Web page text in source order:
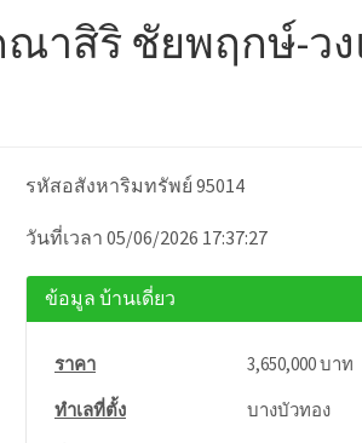
ณาสิริ ชัยพฤกษ์-ว
รหัสอสังหาริมทรัพย์ 95014
วันที่เวลา 05/06/2026 17:37:27
ข้อมูล บ้านเดี่ยว
ราคา
3,650,000 บาท
ทำเลที่ตั้ง
บางบัวทอง